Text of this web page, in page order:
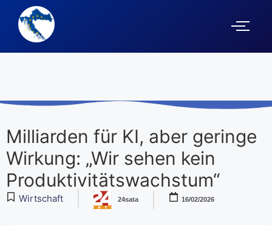
Milliarden für KI, aber geringe
Wirkung: „Wir sehen kein
Produktivitätswachstum“
Wirtschaft 24sata 16/02/2026